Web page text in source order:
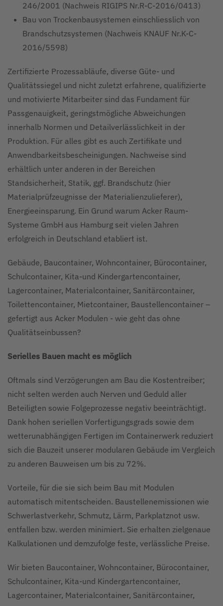
246/2001 (Nachweis RIGIPS Nr.R-C-2016/0413)
Bau von Trockenbausystemen einschliesslich von
Brandschutzsystemen (Nachweis KNAUF Nr.K-C-
2016/5598)
Zertifizierte Prozessabläufe, diverse Güte- und
Qualitätssiegel und nicht zuletzt erfahrene, qualifizierte
und motivierte Mitarbeiter sind das Fundament für
Passgenauigkeit, geringstmögliche Abweichungen
innerhalb Normen und Detailverlässlichkeit in der
Produktion. Für alles gibt es auch Zertifikate und
Anwendbarkeitsbescheinigungen. Nachweise sind
erhältlich unter anderen in der Bereichen
Standsicherheit, Statik, ggf. Brandschutz (hier
Materialprüfzeugnisse der Materialienzulieferer),
Energieeinsparung. Ein Grund warum Acker Raum-
Systeme GmbH aus Hamburg seit vielen Jahren
erfolgreich in Deutschland etabliert ist.
Gebäude, Baucontainer, Wohncontainer, Bürocontainer,
Schulcontainer, Kita-und Kindergartencontainer,
Lagercontainer, Materialcontainer, Sanitärcontainer,
Toilettencontainer, Mietcontainer, Baustellencontainer –
gefertigt aus Acker Modulen - wie geht das ohne
Qualitätseinbussen?
Serielles Bauen macht es möglich
Oftmals sind Verzögerungen am Bau die Kostentreiber;
nicht selten werden auch Nerven und Geduld aller
Beteiligten sowie Folgeprozesse negativ beeinträchtigt.
Dank hohen seriellen Vorfertigungsgrads sowie dem
wetterunabhängigen Fertigen im Containerwerk reduziert
sich die Bauzeit unserer modularen Gebäude im Vergleich
zu anderen Bauweisen um bis zu 72%.
Vorteile, für die sie sich beim Bau mit Modulen
automatisch mitentscheiden. Baustellenemissionen wie
Schwerlastverkehr, Schmutz, Lärm, Parkplatznot usw.
entfallen bzw. werden minimiert. Sie erhalten zielgenaue
Kalkulationen und demzufolge feste, verlässliche Preise.
Wir bieten Baucontainer, Wohncontainer, Bürocontainer,
Schulcontainer, Kita-und Kindergartencontainer,
Lagercontainer, Materialcontainer, Sanitärcontainer,